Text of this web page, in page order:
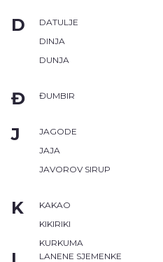
D
DATULJE
DINJA
DUNJA
Đ ĐUMBIR
J
JAGODE
JAJA
JAVOROV SIRUP
K
KAKAO
KIKIRIKI
KURKUMA
LANENE SJEMENKE